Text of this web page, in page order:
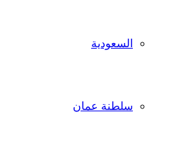
السعودية
سلطنة عمان